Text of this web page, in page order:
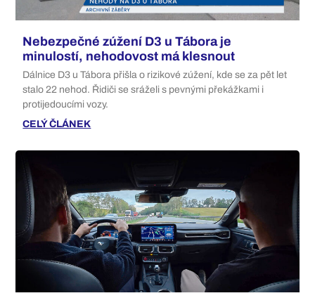
Nebezpečné zúžení D3 u Tábora je
minulostí, nehodovost má klesnout
Dálnice D3 u Tábora přišla o rizikové zúžení, kde se za pět let
stalo 22 nehod. Řidiči se sráželi s pevnými překážkami i
protijedoucími vozy.
CELÝ ČLÁNEK